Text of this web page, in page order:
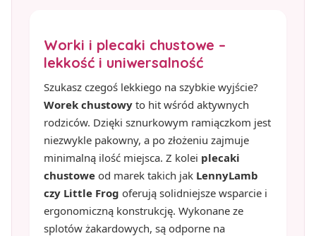
Worki i plecaki chustowe –
lekkość i uniwersalność
Szukasz czegoś lekkiego na szybkie wyjście?
Worek chustowy to hit wśród aktywnych
rodziców. Dzięki sznurkowym ramiączkom jest
niezwykle pakowny, a po złożeniu zajmuje
minimalną ilość miejsca. Z kolei plecaki
chustowe od marek takich jak LennyLamb
czy Little Frog oferują solidniejsze wsparcie i
ergonomiczną konstrukcję. Wykonane ze
splotów żakardowych, są odporne na